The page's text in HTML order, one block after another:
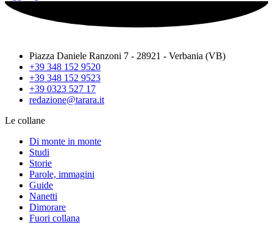
Piazza Daniele Ranzoni 7 - 28921 - Verbania (VB)
+39 348 152 9520
+39 348 152 9523
+39 0323 527 17
redazione@tarara.it
Le collane
Di monte in monte
Studi
Storie
Parole, immagini
Guide
Nanetti
Dimorare
Fuori collana